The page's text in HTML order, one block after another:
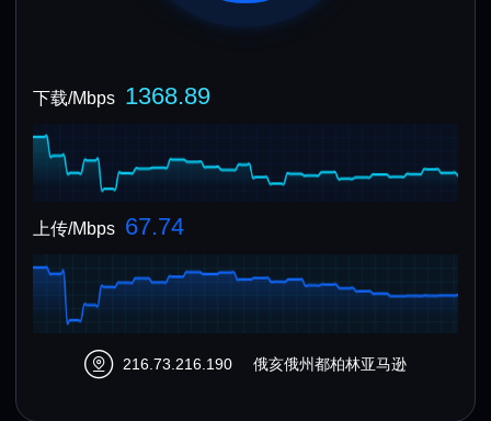
下载/Mbps 1368.89
上传/Mbps 67.74
216.73.216.190 俄亥俄州都柏林亚马逊